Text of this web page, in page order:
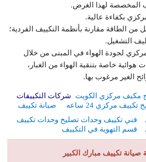
المخصصة لهذا الغرض.
بكفاءة عالية.
من الطاقة مقارنة بأنظمة التكييف الفردية؛
التشغيل.
لجودة الهواء في المبنى من خلال
خاصة بتنقية الهواء من الغبار،
الغير مرغوب بها.
مكيف مركزي الكويت
شركات التكييفات
تكييف مركزي 24 ساعه
صيانة تكييف
فني تكييف وحدات تصليح وحدات تكييف
قسم التهوية في التكييف
صيانة تكييف مبارك الكبير